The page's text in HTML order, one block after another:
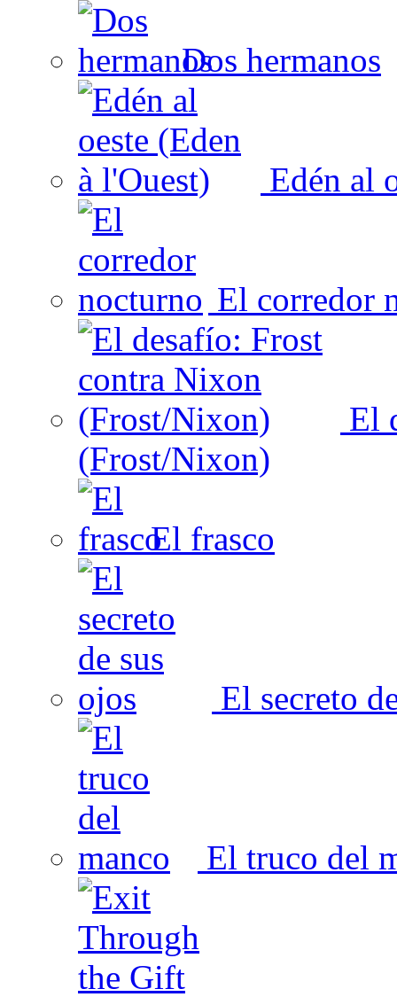
Dos hermanos
Edén al
El corredor
El
(Frost/Nixon)
El frasco
El secreto
El truco del